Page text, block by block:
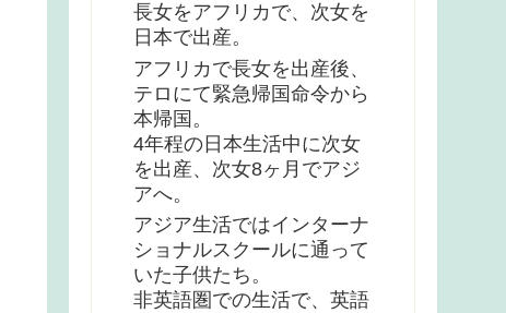
長女をアフリカで、次女を
日本で出産。
アフリカで長女を出産後、
テロにて緊急帰国命令から
本帰国。
4年程の日本生活中に次女
を出産、次女8ヶ月でアジ
アへ。
アジア生活ではインターナ
ショナルスクールに通って
いた子供たち。
非英語圏での生活で、英語